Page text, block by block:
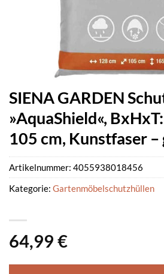
SIENA GARDEN
»AquaShield«,
105 cm, Kunstfaser –
64,99 €
Artikelnummer: 4055938018456
Kategorie: Gartenmöbelschutzhüllen